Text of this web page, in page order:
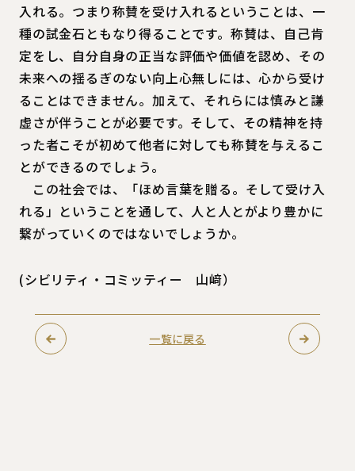
入れる。つまり称賛を受け入れるということは、一
種の試金石ともなり得ることです。称賛は、自己肯
定をし、自分自身の正当な評価や価値を認め、その
未来への揺るぎのない向上心無しには、心から受け
ることはできません。加えて、それらには慎みと謙
虚さが伴うことが必要です。そして、その精神を持
った者こそが初めて他者に対しても称賛を与えるこ
とができるのでしょう。
この社会では、「ほめ言葉を贈る。そして受け入
れる」ということを通して、人と人とがより豊かに
繋がっていくのではないでしょうか。
(シビリティ・コミッティー 山﨑）
一覧に戻る